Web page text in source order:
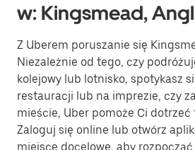
w: Kingsmead,
Z Uberem poruszanie się
Niezależnie od tego, czy
kolejowy lub lotnisko, spotykasz
restauracji lub na imprezie, czy
mieście, Uber pomoże Ci
Zaloguj się online lub otwórz
miejsce docelowe, aby